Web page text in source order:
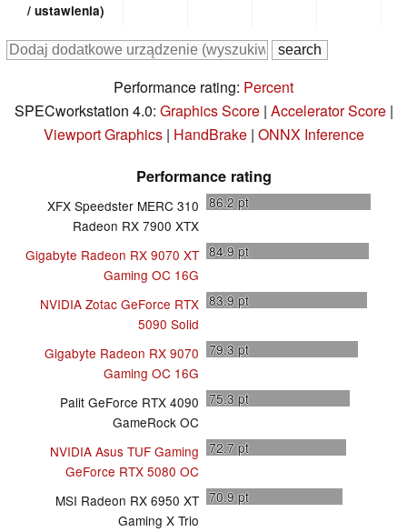
/ ustawienia)
Performance rating: Percent
SPECworkstation 4.0: Graphics Score| Accelerator Score|
Viewport Graphics| HandBrake| ONNX Inference
Performance rating
XFX Speedster MERC 310
Radeon RX 7900 XTX
86.2 pt
Gigabyte Radeon RX 9070 XT
Gaming OC 16G
84.9 pt
NVIDIA Zotac GeForce RTX
5090 Solid
83.9 pt
Gigabyte Radeon RX 9070
Gaming OC 16G
79.3 pt
Palit GeForce RTX 4090
GameRock OC
75.3 pt
NVIDIA Asus TUF Gaming
GeForce RTX 5080 OC
72.7 pt
MSI Radeon RX 6950 XT
Gaming X Trio
70.9 pt